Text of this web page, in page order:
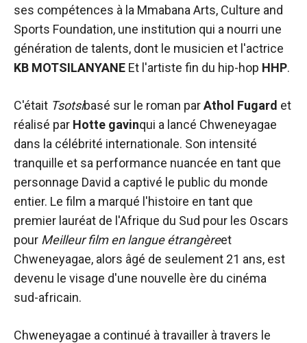
ses compétences à la Mmabana Arts, Culture and
Sports Foundation, une institution qui a nourri une
génération de talents, dont le musicien et l'actrice
KB MOTSILANYANE Et l'artiste fin du hip-hop HHP.
C'était Tsotsibasé sur le roman parAthol Fugard et
réalisé par Hotte gavinqui a lancé Chweneyagae
dans la célébrité internationale. Son intensité
tranquille et sa performance nuancée en tant que
personnage David a captivé le public du monde
entier. Le film a marqué l'histoire en tant que
premier lauréat de l'Afrique du Sud pour les Oscars
pour Meilleur film en langue étrangèreet
Chweneyagae, alors âgé de seulement 21 ans, est
devenu le visage d'une nouvelle ère du cinéma
sud-africain.
Chweneyagae a continué à travailler à travers le